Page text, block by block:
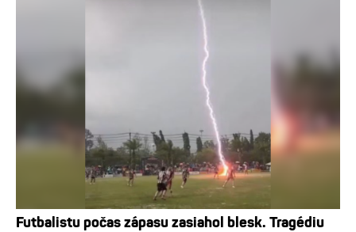
Futbalistu počas zápasu zasiahol blesk. Tragédiu